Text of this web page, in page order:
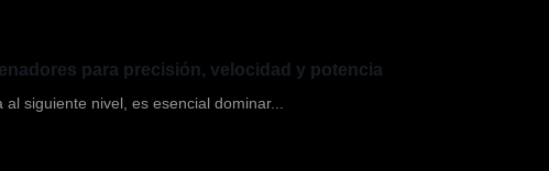
para precisión, velocidad y potencia
siguiente nivel, es esencial dominar...